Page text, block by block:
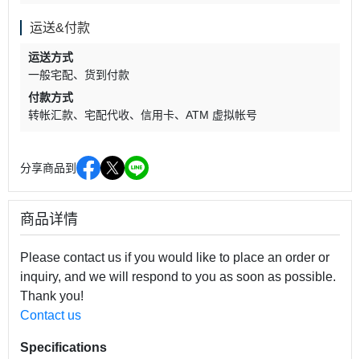
运送&付款
运送方式
一般宅配
货到付款
付款方式
转帐汇款
宅配代收 信用卡 ATM 虚拟帐号
分享商品到
商品详情
Please contact us if you would like to place an order or
inquiry, and we will respond to you as soon as possible.
Thank you!
Contact us
Specifications